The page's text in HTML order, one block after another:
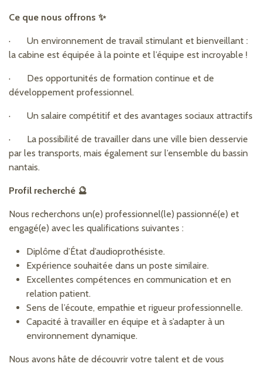
Ce que nous offrons ✨
· Un environnement de travail stimulant et bienveillant :
la cabine est équipée à la pointe et l’équipe est incroyable !
· Des opportunités de formation continue et de
développement professionnel.
· Un salaire compétitif et des avantages sociaux attractifs
· La possibilité de travailler dans une ville bien desservie
par les transports, mais également sur l’ensemble du bassin
nantais.
Profil recherché 🔮
Nous recherchons un(e) professionnel(le) passionné(e) et
engagé(e) avec les qualifications suivantes :
Diplôme d’État d’audioprothésiste.
Expérience souhaitée dans un poste similaire.
Excellentes compétences en communication et en
relation patient.
Sens de l’écoute, empathie et rigueur professionnelle.
Capacité à travailler en équipe et à s’adapter à un
environnement dynamique.
Nous avons hâte de découvrir votre talent et de vous